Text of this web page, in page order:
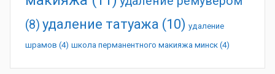
(8) удаление татуажа (10) удаление
шрамов (4) школа перманентного макияжа минск (4)